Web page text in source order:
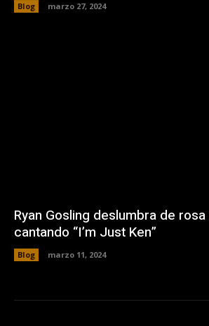
Blog marzo 27, 2024
Ryan Gosling deslumbra de
cantando “I’m Just Ken”
Blog marzo 11, 2024